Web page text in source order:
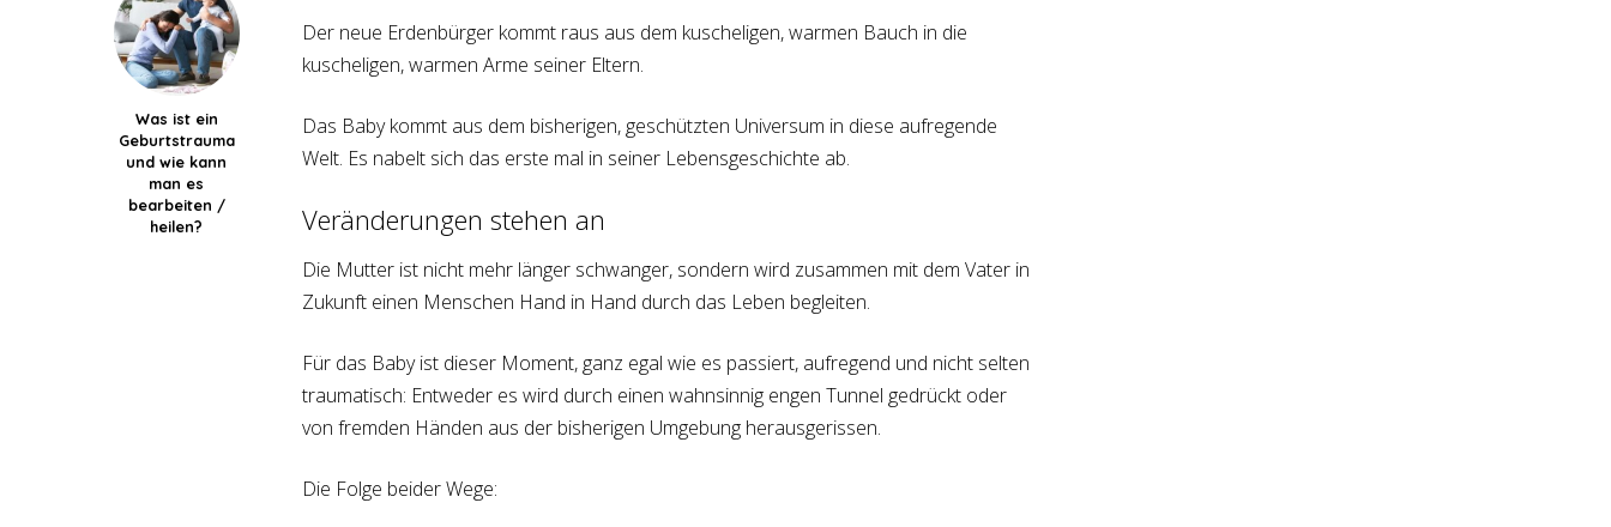
Was ist ein
Geburtstrauma
und wie kann
man es
bearbeiten /
heilen?
Der neue Erdenbürger kommt raus aus dem kuscheligen, warmen Bauch in die
kuscheligen, warmen Arme seiner Eltern.
Das Baby kommt aus dem bisherigen, geschützten Universum in diese aufregende
Welt. Es nabelt sich das erste mal in seiner Lebensgeschichte ab.
Veränderungen stehen an
Die Mutter ist nicht mehr länger schwanger, sondern wird zusammen mit dem Vater in
Zukunft einen Menschen Hand in Hand durch das Leben begleiten.
Für das Baby ist dieser Moment, ganz egal wie es passiert, aufregend und nicht selten
traumatisch: Entweder es wird durch einen wahnsinnig engen Tunnel gedrückt oder
von fremden Händen aus der bisherigen Umgebung herausgerissen.
Die Folge beider Wege: